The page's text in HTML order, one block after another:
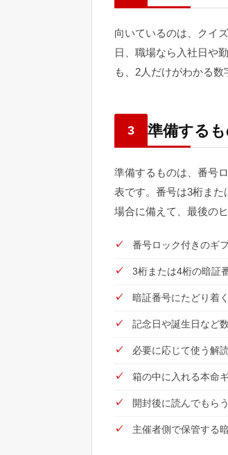
向いているのは、クイ
日、職場なら入社日や
も、2人だけがわかる数
3 準備する
準備するものは、番号
表です。番号は3桁ま
場合に備えて、最後の
番号ロック付きのギ
3桁または4桁の暗証
暗証番号にたどり着
記念日や誕生日など
必要に応じて使う解
箱の中に入れる本命
開封後に読んでもら
主催者側で保管する